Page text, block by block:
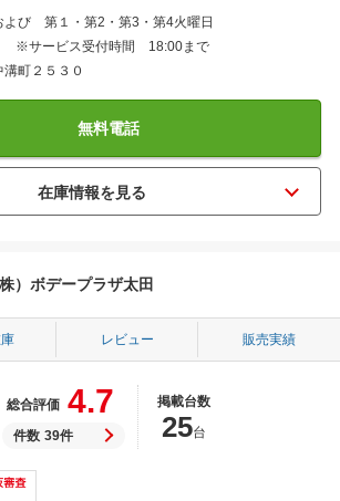
び 第１・第2・第3・第4火曜日
※サービス受付時間 18:00まで
町２５３０
無料電話
）ボデープラザ太田
レビュー 販売実績
総合評価 4.7
件数 39件
掲載台数
25台